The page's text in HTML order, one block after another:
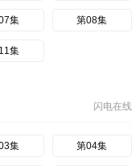
集 第08集
集
闪电在线
集 第04集